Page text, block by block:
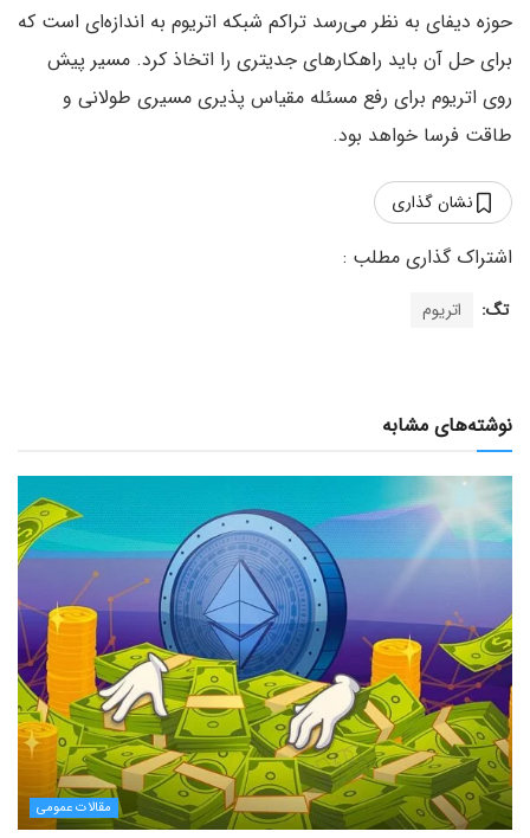
حوزه دیفای به نظر می‌رسد تراکم شبکه اتریوم به اندازه‌ای است که
برای حل آن باید راهکارهای جدیتری را اتخاذ کرد. مسیر پیش
روی اتریوم برای رفع مسئله مقیاس پذیری مسیری طولانی و
طاقت فرسا خواهد بود.
نشان گذاری
تگ: اتریوم
نوشته‌های مشابه
مقالات عمومی